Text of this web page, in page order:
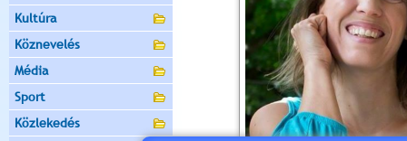
Kultúra
Köznevelés
Média
Sport
Közlekedés